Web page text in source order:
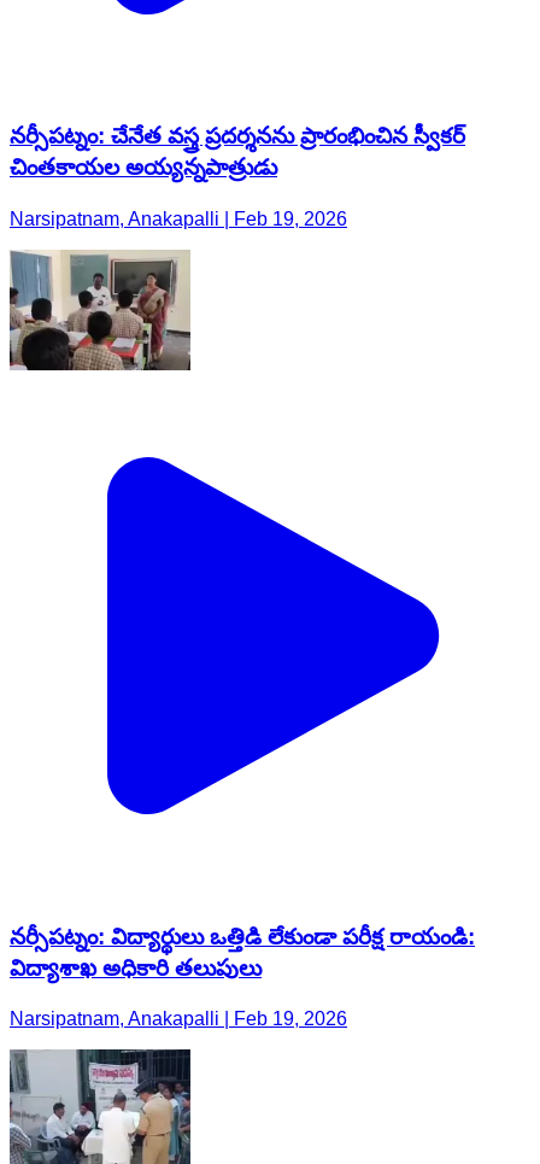
నర్సీపట్నం: చేనేత వస్త్ర ప్రదర్శనను ప్రారంభించిన స్వీకర్
చింతకాయల అయ్యన్నపాత్రుడు
Narsipatnam, Anakapalli | Feb 19, 2026
నర్సీపట్నం: విద్యార్థులు ఒత్తిడి లేకుండా పరీక్ష రాయండి:
విద్యాశాఖ అధికారి తలుపులు
Narsipatnam, Anakapalli | Feb 19, 2026